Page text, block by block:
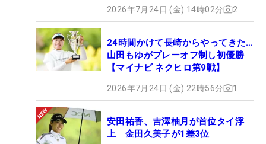
2026年7月24日 (金) 14時02分 2
24時間かけて長崎からやってきた…
山田もゆがプレーオフ制し初優勝
【マイナビ ネクヒロ第9戦】
2026年7月24日 (金) 22時56分 1
安田祐香、吉澤柚月が首位タイ浮
上 金田久美子が1差3位